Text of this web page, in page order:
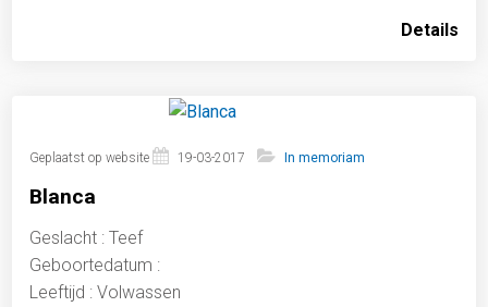
Details
Geplaatst op website 19-03-2017 In memoriam
Blanca
Geslacht : Teef
Geboortedatum :
Leeftijd : Volwassen